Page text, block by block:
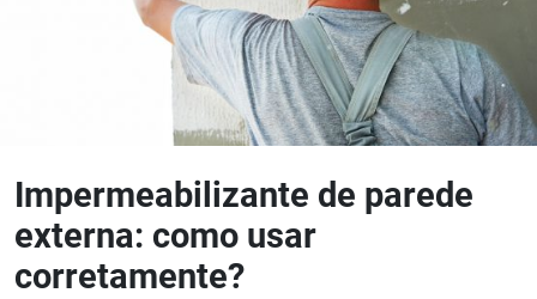
Impermeabilizante de parede
externa: como usar
corretamente?